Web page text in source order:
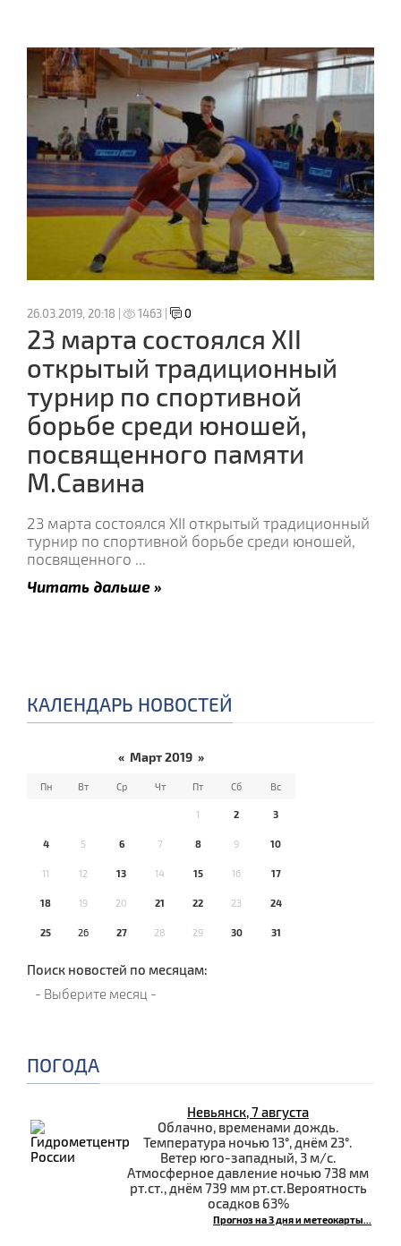
26.03.2019, 20:18 | 1463 | 0
23 марта состоялся XII
открытый традиционный
турнир по спортивной
борьбе среди юношей,
посвященного памяти
М.Савина
23 марта состоялся XII открытый традиционный
турнир по спортивной борьбе среди юношей,
посвященного ...
Читать дальше »
КАЛЕНДАРЬ НОВОСТЕЙ
« Март 2019 »
Пн Вт Ср Чт Пт Сб Вс
1 2 3
4 5 6 7 8 9 10
11 12 13 14 15 16 17
18 19 20 21 22 23 24
25 26 27 28 29 30 31
Поиск новостей по месяцам:
ПОГОДА
Невьянск, 7 августа
Облачно, временами дождь.
Температура ночью 13°, днём 23°.
Ветер юго-западный, 3 м/с.
Атмосферное давление ночью 738 мм
рт.ст., днём 739 мм рт.ст.Вероятность
осадков 63%
Прогноз на 3 дня и метеокарты...